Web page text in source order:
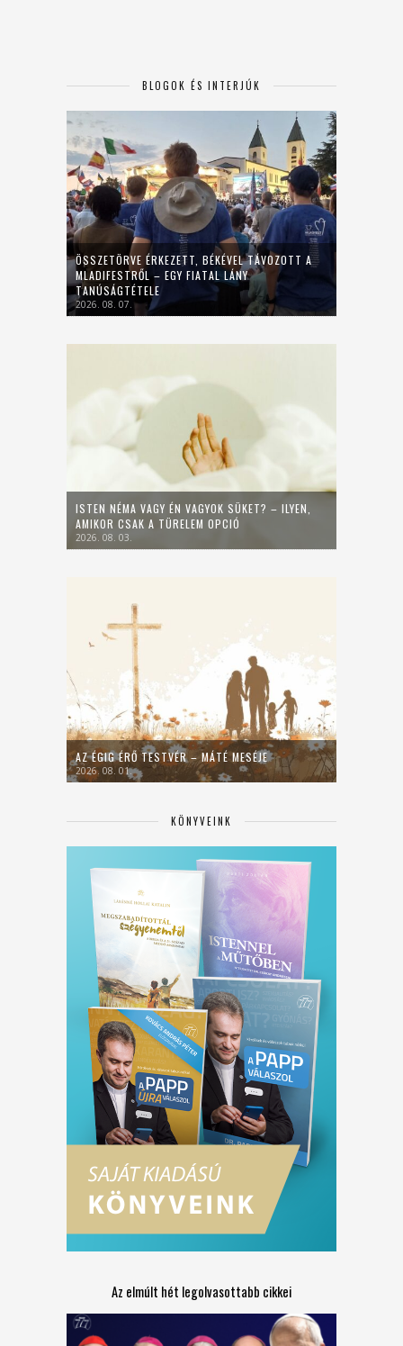
BLOGOK ÉS INTERJÚK
ÖSSZETÖRVE ÉRKEZETT, BÉKÉVEL TÁVOZOTT A
MLADIFESTRŐL – EGY FIATAL LÁNY
TANÚSÁGTÉTELE
2026. 08. 07.
ISTEN NÉMA VAGY ÉN VAGYOK SÜKET? – ILYEN,
AMIKOR CSAK A TÜRELEM OPCIÓ
2026. 08. 03.
AZ ÉGIG ÉRŐ TESTVÉR – MÁTÉ MESÉJE
2026. 08. 01.
KÖNYVEINK
Az elmúlt hét legolvasottabb cikkei